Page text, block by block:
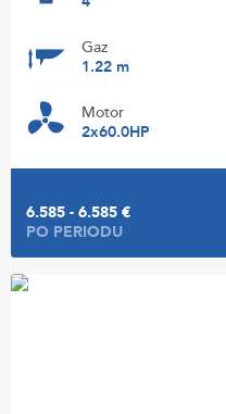
Gaz
1.22 m
Motor
2x60.0HP
6.585 - 6.585 €
PO PERIODU